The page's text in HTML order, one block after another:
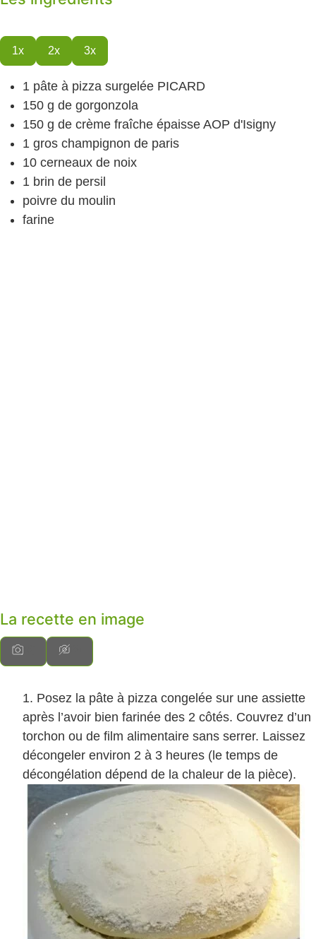
1x 2x 3x
1 pâte à pizza surgelée PICARD
150 g de gorgonzola
150 g de crème fraîche épaisse AOP d'Isigny
1 gros champignon de paris
10 cerneaux de noix
1 brin de persil
poivre du moulin
farine
La recette en image
Posez la pâte à pizza congelée sur une assiette
après l’avoir bien farinée des 2 côtés. Couvrez d’un
torchon ou de film alimentaire sans serrer. Laissez
décongeler environ 2 à 3 heures (le temps de
décongélation dépend de la chaleur de la pièce).